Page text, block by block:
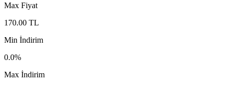
Max Fiyat
170.00 TL
Min İndirim
0.0%
Max İndirim